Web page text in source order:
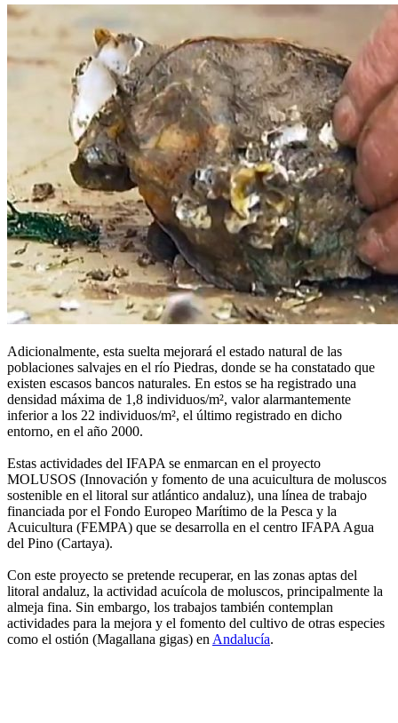
Adicionalmente, esta suelta mejorará el estado natural de las
poblaciones salvajes en el río Piedras, donde se ha constatado que
existen escasos bancos naturales. En estos se ha registrado una
densidad máxima de 1,8 individuos/m², valor alarmantemente
inferior a los 22 individuos/m², el último registrado en dicho
entorno, en el año 2000.
Estas actividades del IFAPA se enmarcan en el proyecto
MOLUSOS (Innovación y fomento de una acuicultura de moluscos
sostenible en el litoral sur atlántico andaluz), una línea de trabajo
financiada por el Fondo Europeo Marítimo de la Pesca y la
Acuicultura (FEMPA) que se desarrolla en el centro IFAPA Agua
del Pino (Cartaya).
Con este proyecto se pretende recuperar, en las zonas aptas del
litoral andaluz, la actividad acuícola de moluscos, principalmente la
almeja fina. Sin embargo, los trabajos también contemplan
actividades para la mejora y el fomento del cultivo de otras especies
como el ostión (Magallana gigas) en Andalucía.